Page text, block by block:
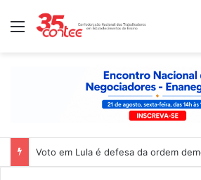
Menu
Voto em Lula é defesa da ordem